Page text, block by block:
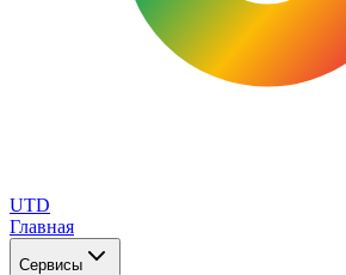
UTD
Главная
Сервисы